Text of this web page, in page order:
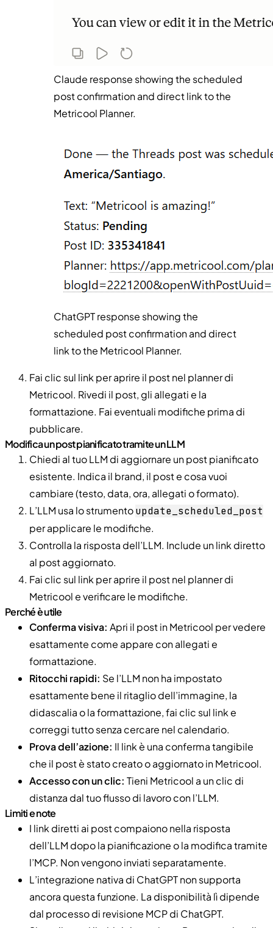
Claude response showing the scheduled
post confirmation and direct link to the
Metricool Planner.
ChatGPT response showing the
scheduled post confirmation and direct
link to the Metricool Planner.
Fai clic sul link per aprire il post nel planner di
Metricool. Rivedi il post, gli allegati e la
formattazione. Fai eventuali modifiche prima di
pubblicare.
Modifica un post pianificato tramite un LLM
Chiedi al tuo LLM di aggiornare un post pianificato
esistente. Indica il brand, il post e cosa vuoi
cambiare (testo, data, ora, allegati o formato).
L’LLM usa lo strumentoupdate scheduled post
per applicare le modifiche.
Controlla la risposta dell’LLM. Include un link diretto
al post aggiornato.
Fai clic sul link per aprire il post nel planner di
Metricool e verificare le modifiche.
Perché è utile
Conferma visiva: Apri il post in Metricool per vedere
esattamente come appare con allegati e
formattazione.
Ritocchi rapidi: Se l’LLM non ha impostato
esattamente bene il ritaglio dell’immagine, la
didascalia o la formattazione, fai clic sul link e
correggi tutto senza cercare nel calendario.
Prova dell’azione: Il link è una conferma tangibile
che il post è stato creato o aggiornato in Metricool.
Accesso con un clic: Tieni Metricool a un clic di
distanza dal tuo flusso di lavoro con l’LLM.
Limiti e note
I link diretti ai post compaiono nella risposta
dell’LLM dopo la pianificazione o la modifica tramite
l’MCP. Non vengono inviati separatamente.
L’integrazione nativa di ChatGPT non supporta
ancora questa funzione. La disponibilità lì dipende
dal processo di revisione MCP di ChatGPT.